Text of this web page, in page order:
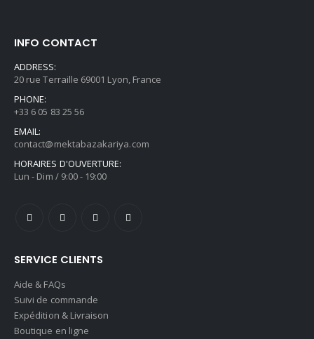
INFO CONTACT
ADDRESS:
20 rue Terraille 69001 Lyon, France
PHONE:
+33 6 05 83 25 56
EMAIL:
contact@mektabazakariya.com
HORAIRES D'OUVERTURE:
Lun - Dim / 9:00 - 19:00
SERVICE CLIENTS
Aide & FAQs
Suivi de commande
Expédition & Livraison
Boutique en ligne